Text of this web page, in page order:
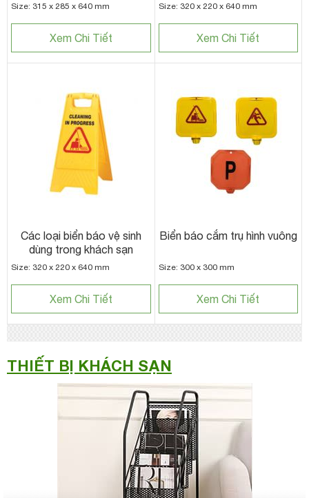
Size: 315 x 285 x 640 mm
Xem Chi Tiết
Size: 320 x 220 x 640 mm
Xem Chi Tiết
Các loại biển báo vệ sinh
dùng trong khách sạn
Size: 320 x 220 x 640 mm
Xem Chi Tiết
Biển báo cắm trụ hình vuông
Size: 300 x 300 mm
Xem Chi Tiết
THIẾT BỊ KHÁCH SẠN